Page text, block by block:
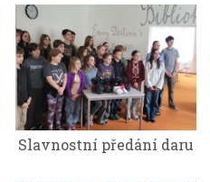
Slavnostní předání daru